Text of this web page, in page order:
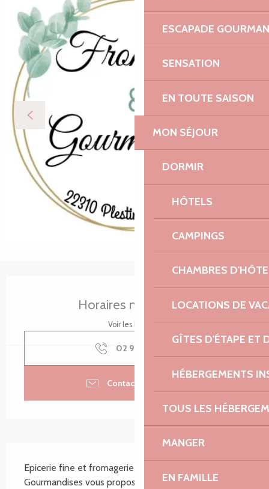
ESCAPADE
SENSATION
EN TOUTE SAISON
MON SÉJOUR
DORMIR
HÔTELS
CAMPINGS
CHAMBRES
LOCATIONS DE
GÎTES D'ÉTAPE ET
HÉBERGEMENTS
TOUS LES
MANGER
EN FAMILLE
Horaires non définis
Voir les horaires
02 96 35 19
Contacter par email
Epicerie fine et fromagerie Fromages et
Gourmandises vous propose une sélection d'épices,